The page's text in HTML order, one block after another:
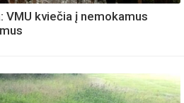
VMU kviečia į nemokamus